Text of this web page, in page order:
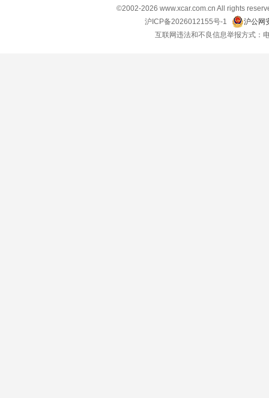
©2002-2026 www.xcar.com.cn All rights
沪ICP备2026012155号-1
沪公网
互联网违法和不良信息举报方式：